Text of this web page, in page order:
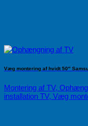
Væg montering af hvidt 50″
Montering af TV,
installation TV, Væg